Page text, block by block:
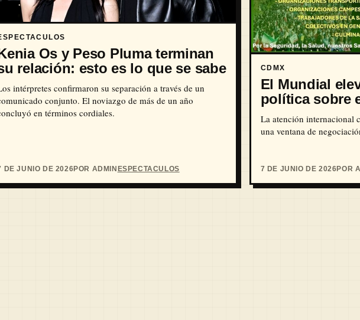
Os y Peso Pluma terminan
relación: esto es lo que se sabe
intérpretes confirmaron su separación a través de un
conjunto. El noviazgo de más de un año
en términos cordiales.
DE JUNIO DE 2026POR ADMINESPECTACULOS
CDMX
El Mundial
política sobre
La atención internacional
una ventana de
7 DE JUNIO DE 2026POR